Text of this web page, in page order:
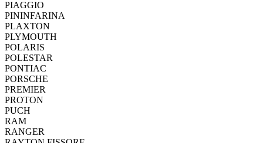
PIAGGIO
PININFARINA
PLAXTON
PLYMOUTH
POLARIS
POLESTAR
PONTIAC
PORSCHE
PREMIER
PROTON
PUCH
RAM
RANGER